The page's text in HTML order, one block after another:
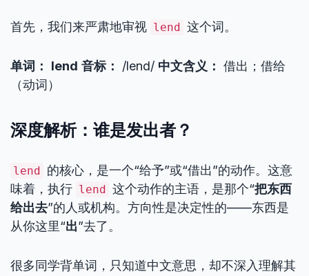
首先，我们来严肃地审视 lend 这个词。
单词： lend 音标： /lend/ 中文含义： 借出；借给
（动词）
深度解析：谁是发出者？
lend 的核心，是一个“给予”或“借出”的动作。这意
味着，执行 lend 这个动作的主语，是那个“把东西
给出去”的人或机构。方向性是决定性的——东西是
从你这里“出”去了。
很多同学背单词，只知道中文意思，却不深入理解其